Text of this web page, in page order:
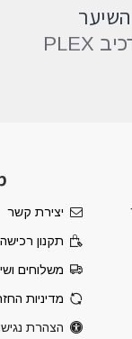
שילוב תאי גזע צמחיים ורכיב PLEX
יצירת קשר
תקנון
משלוחים
מדיניות
הצהרת